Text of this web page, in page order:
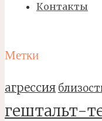
Контакты
Метки
агрессия
гештальт-